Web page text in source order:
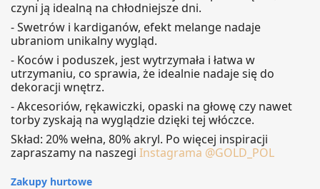
czyni ją idealną na chłodniejsze dni.
- Swetrów i kardiganów, efekt melange nadaje
ubraniom unikalny wygląd.
- Koców i poduszek, jest wytrzymała i łatwa w
utrzymaniu, co sprawia, że idealnie nadaje się do
dekoracji wnętrz.
- Akcesoriów, rękawiczki, opaski na głowę czy nawet
torby zyskają na wyglądzie dzięki tej włóczce.
Skład: 20% wełna, 80% akryl. Po więcej inspiracji
zapraszamy na naszegi Instagrama @GOLD_POL
Zakupy hurtowe